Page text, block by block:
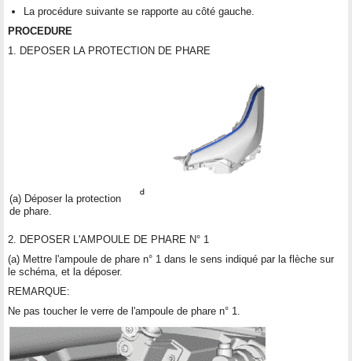
La procédure suivante se rapporte au côté gauche.
PROCEDURE
1. DEPOSER LA PROTECTION DE PHARE
(a) Déposer la protection
de phare.
2. DEPOSER L'AMPOULE DE PHARE N° 1
(a) Mettre l'ampoule de phare n° 1 dans le sens indiqué par la flèche sur
le schéma, et la déposer.
REMARQUE:
Ne pas toucher le verre de l'ampoule de phare n° 1.